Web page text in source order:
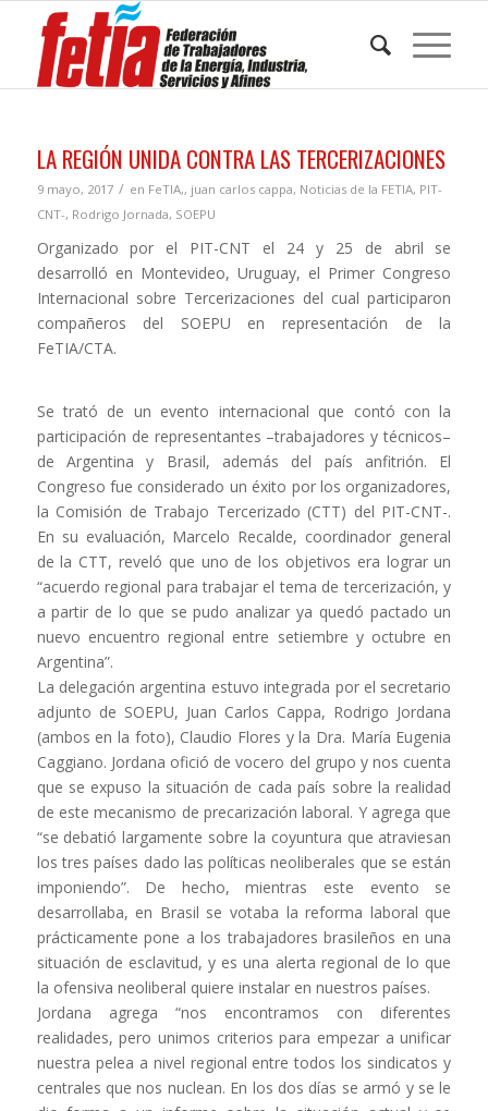
LA REGIÓN UNIDA CONTRA LAS TERCERIZACIONES
9 mayo, 2017 / en FeTIA,, juan carlos cappa, Noticias de la FETIA, PIT-
CNT-, Rodrigo Jornada, SOEPU
Organizado por el PIT-CNT el 24 y 25 de abril se
desarrolló en Montevideo, Uruguay, el Primer Congreso
Internacional sobre Tercerizaciones del cual participaron
compañeros del SOEPU en representación de la
FeTIA/CTA.
Se trató de un evento internacional que contó con la
participación de representantes –trabajadores y técnicos–
de Argentina y Brasil, además del país anfitrión. El
Congreso fue considerado un éxito por los organizadores,
la Comisión de Trabajo Tercerizado (CTT) del PIT-CNT-.
En su evaluación, Marcelo Recalde, coordinador general
de la CTT, reveló que uno de los objetivos era lograr un
“acuerdo regional para trabajar el tema de tercerización, y
a partir de lo que se pudo analizar ya quedó pactado un
nuevo encuentro regional entre setiembre y octubre en
Argentina”.
La delegación argentina estuvo integrada por el secretario
adjunto de SOEPU, Juan Carlos Cappa, Rodrigo Jordana
(ambos en la foto), Claudio Flores y la Dra. María Eugenia
Caggiano. Jordana ofició de vocero del grupo y nos cuenta
que se expuso la situación de cada país sobre la realidad
de este mecanismo de precarización laboral. Y agrega que
“se debatió largamente sobre la coyuntura que atraviesan
los tres países dado las políticas neoliberales que se están
imponiendo”. De hecho, mientras este evento se
desarrollaba, en Brasil se votaba la reforma laboral que
prácticamente pone a los trabajadores brasileños en una
situación de esclavitud, y es una alerta regional de lo que
la ofensiva neoliberal quiere instalar en nuestros países.
Jordana agrega “nos encontramos con diferentes
realidades, pero unimos criterios para empezar a unificar
nuestra pelea a nivel regional entre todos los sindicatos y
centrales que nos nuclean. En los dos días se armó y se le